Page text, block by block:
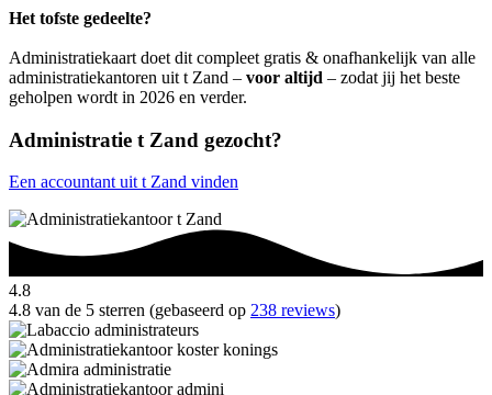
Het tofste gedeelte?
Administratiekaart doet dit compleet gratis & onafhankelijk van alle
administratiekantoren uit t Zand – voor altijd – zodat jij het beste
geholpen wordt in 2026 en verder.
Administratie t Zand gezocht?
Een accountant uit t Zand vinden
4.8
4.8 van de 5 sterren (gebaseerd op 238 reviews)